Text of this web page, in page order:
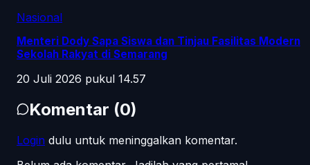
Nasional
Menteri Dody Sapa Siswa dan Tinjau Fasilitas Modern
Sekolah Rakyat di Semarang
20 Juli 2026 pukul 14.57
Komentar (0)
Login dulu untuk meninggalkan komentar.